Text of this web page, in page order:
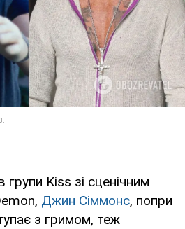
групи Kiss зі сценічним
Джин Сіммонс, попри
з гримом, теж